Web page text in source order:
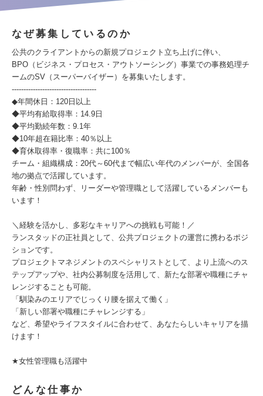
なぜ募集しているのか
公共のクライアントからの新規プロジェクト立ち上げに伴い、
BPO（ビジネス・プロセス・アウトソーシング）事業での事務処理チ
ームのSV（スーパーバイザー）を募集いたします。
------------------------------------
◆年間休日：120日以上
◆平均有給取得率：14.9日
◆平均勤続年数：9.1年
◆10年超在籍比率：40％以上
◆育休取得率・復職率：共に100％
チーム・組織構成：20代～60代まで幅広い年代のメンバーが、全国各
地の拠点で活躍しています。
年齢・性別問わず、リーダーや管理職として活躍しているメンバーも
います！
＼経験を活かし、多彩なキャリアへの挑戦も可能！／
ランスタッドの正社員として、公共プロジェクトの運営に携わるポジ
ションです。
プロジェクトマネジメントのスペシャリストとして、より上流へのス
テップアップや、社内公募制度を活用して、新たな部署や職種にチャ
レンジすることも可能。
「馴染みのエリアでじっくり腰を据えて働く」
「新しい部署や職種にチャレンジする」
など、希望やライフスタイルに合わせて、あなたらしいキャリアを描
けます！
★女性管理職も活躍中
どんな仕事か